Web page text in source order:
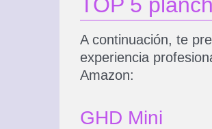
A continuación, te
experiencia
Amazon:
GHD Mini